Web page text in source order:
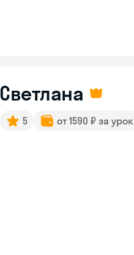
Светлана
5 от 1590 ₽ за урок